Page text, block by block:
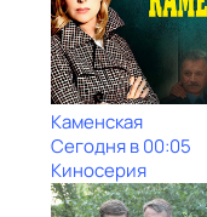
Каменская
Сегодня в 00:05
Киносерия